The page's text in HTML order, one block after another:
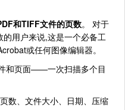
和TIFF文件的页数。 对于
用户来说,这是一个必备工
或任何图像编辑器。
和页面——一次扫描多个目
数、文件大小、日期、压缩